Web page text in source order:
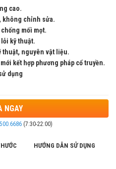
cao.
không chỉnh sửa.
mối mọt.
kỹ thuật.
thuật, nguyên vật liệu.
kết hợp phương pháp cổ truyền.
dụng
NGAY
(7:30-22:00)
HƯỚNG DẪN SỬ DỤNG